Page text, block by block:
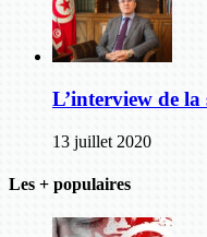
L’interview de la
13 juillet 2020
Les + populaires